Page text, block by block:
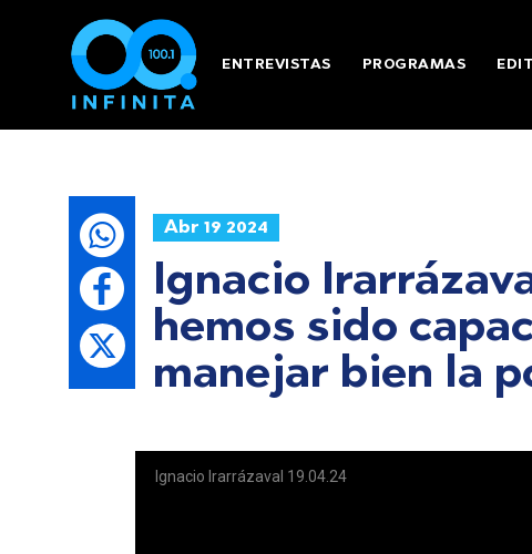
ENTREVISTAS PROGRAMAS
Abr 19 2024
Ignacio
hemos sido
manejar bien la